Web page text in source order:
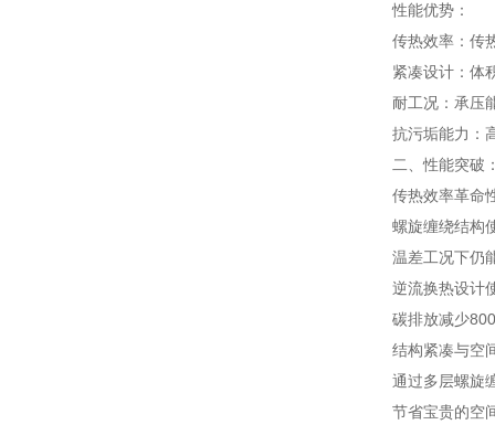
性能优势：
传热效率：传
紧凑设计：体
耐工况：承压
抗污垢能力：
二、性能突破
传热效率革命
螺旋缠绕结构
温差工况下仍
逆流换热设计
碳排放减少
结构紧凑与空
通过多层螺旋
节省宝贵的空